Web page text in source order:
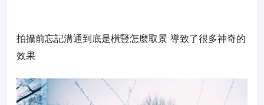
拍攝前忘記溝通到底是橫豎怎麼取景 導致了很多神奇的
效果